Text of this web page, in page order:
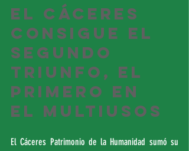
El Cáceres
consigue el
segundo
triunfo, el
primero en
el Multiusos
El Cáceres Patrimonio de la Humanidad sumó su